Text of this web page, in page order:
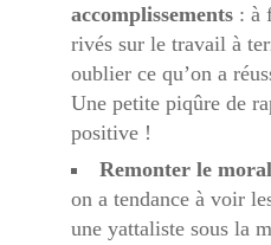
accomplissements : à
rivés sur le travail à
oublier ce qu’on a
Une petite piqûre de
positive !
Remonter le moral
on a tendance à voir
une yattaliste sous la